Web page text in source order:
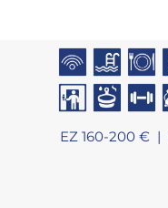
EZ 160-200 € |